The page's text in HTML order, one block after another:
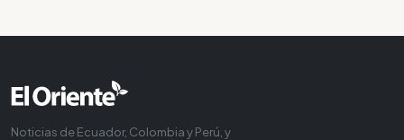
Noticias de Ecuador, Colombia y Perú, y